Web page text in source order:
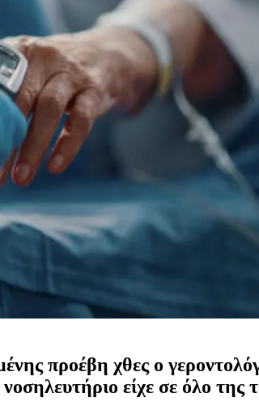
προέβη χθες ο
είχε σε όλο της